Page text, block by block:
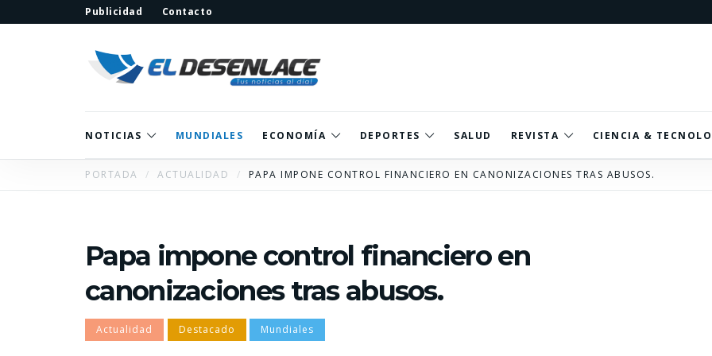
Publicidad Contacto
NOTICIAS MUNDIALES ECONOMÍA DEPORTES SALUD REVISTA CIENCIA &
PORTADA ACTUALIDAD PAPA IMPONE CONTROL FINANCIERO EN CANONIZACIONES TRAS ABUSOS.
Papa impone control financiero en
canonizaciones tras abusos.
Actualidad Destacado Mundiales